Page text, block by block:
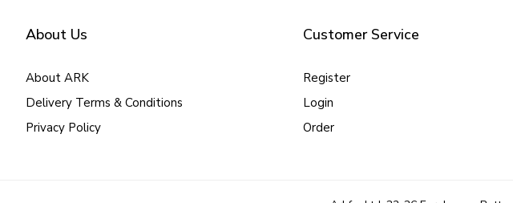
About Us
About ARK
Delivery Terms & Conditions
Privacy Policy
Customer Service
Register
Login
Order